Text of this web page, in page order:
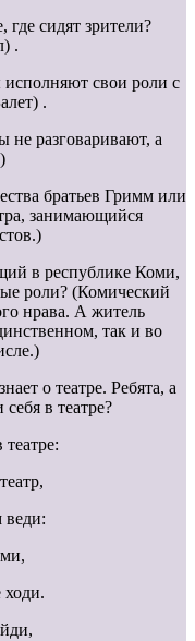
сидят зрители?
.
исполняют свои роли с
.
не разговаривают, а
братьев Гримм или
занимающийся
в республике Коми,
роли? (Комический
нрава. А житель
так и во
о театре. Ребята, а
в театре?
веди:
ходи.